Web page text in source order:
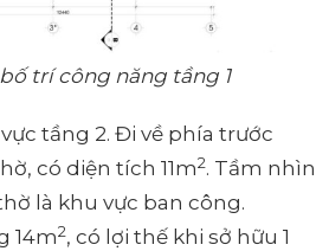
trí công năng tầng 1
tầng 2. Đi về phía trước
có diện tích 11m2. Tầm nhìn
là khu vực ban công.
14m2, có lợi thế khi sở hữu 1